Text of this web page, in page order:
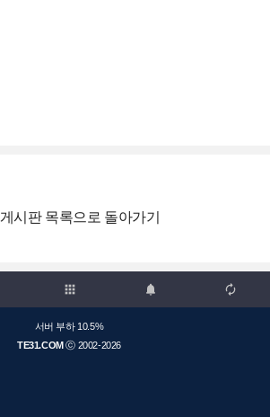
게시판 목록으로 돌아가기
apps  
서버 부하 10.5%
TE31.COMⓒ 2002-2026